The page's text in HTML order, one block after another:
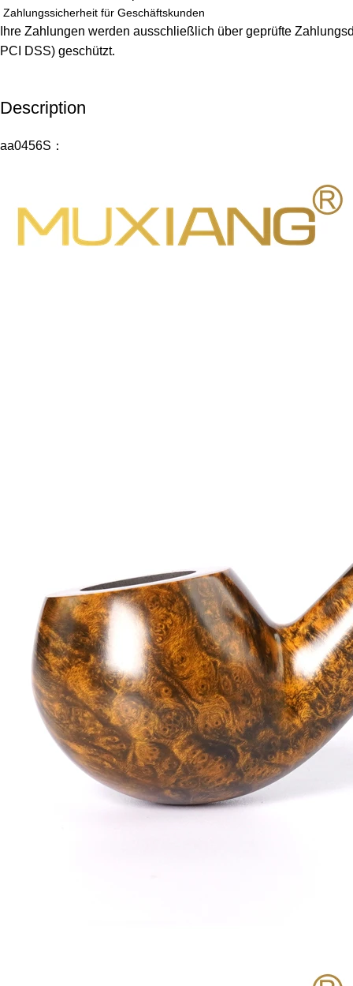
Zahlungssicherheit für Geschäftskunden
Ihre Zahlungen werden ausschließlich über geprüfte
PCI DSS) geschützt.
Unbeatable offers
Description
aa0456S：